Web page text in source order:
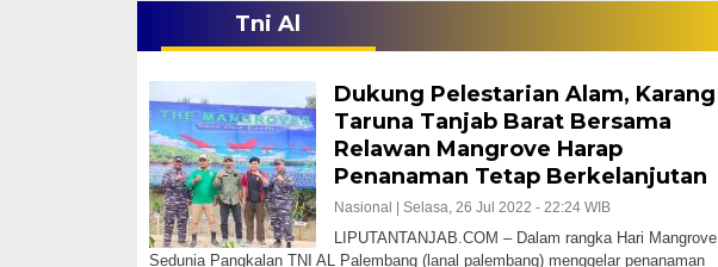
Tni Al
Dukung Pelestarian Alam, Karang
Taruna Tanjab Barat Bersama
Relawan Mangrove Harap
Penanaman Tetap Berkelanjutan
Nasional | Selasa, 26 Jul 2022 - 22:24 WIB
LIPUTANTANJAB.COM – Dalam rangka Hari Mangrove
Sedunia Pangkalan TNI AL Palembang (lanal palembang) menggelar penanaman